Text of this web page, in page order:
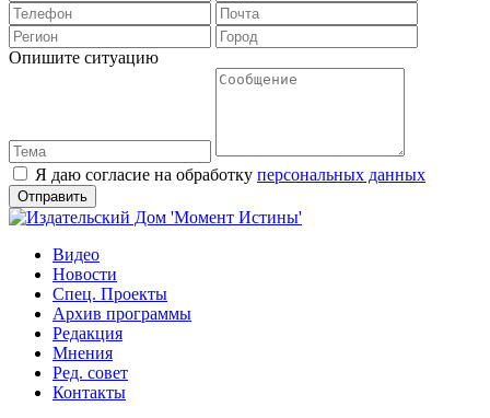
Опишите ситуацию
Я даю согласие на обработку персональных данных
Видео
Новости
Спец. Проекты
Архив программы
Редакция
Мнения
Ред. совет
Контакты